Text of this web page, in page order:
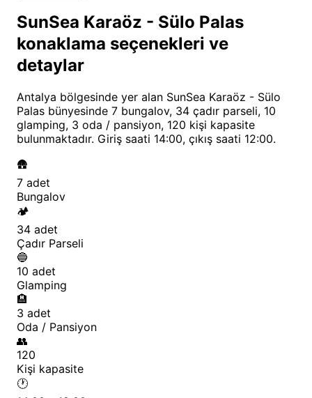
oluşturuyor. İster profesyonel bir kampçı olun ister
ilk kez çadır kuracak bir doğasever; tesisimizin
sunduğu altyapı ve konfor standartları sayesinde
yapımız, evcil hayvan kabul etmemiz ve güvenliğe
verdiğimiz önemle, her yaştan ve her kesimden
gezgin için ideal bir durak noktasıyız.
SunSea Karaöz - Sülo Palas
Konum ve Ulaşım Bilgileri
Antalya kamp alanları arasında lokasyonuyla fark
yaratan tesisimiz, Kumluca ilçesinin Mavikent
Mahallesi sınırları içerisinde, meşhur Korsan Koyu
yolu üzerinde bulunuyor. Karaöz’ün bakir doğasını
yansıtan bir noktada konumlanan
Sülo Palas nasıl gidilir
Antalya merkezden Kumluca istikametine devam
edip Adrasan ayrımından Karaöz tabelalarını takip
etmektir. Tesisimize ulaşan yollar asfalt olup, hem
binek araçlarla hem de motosikletlerle konforlu bir
SunSea Karaöz - Sülo Palas
konaklama seçenekleri ve
detaylar
Antalya bölgesinde yer alan SunSea Karaöz - Sülo
Palas bünyesinde 7 bungalov, 34 çadır parseli, 10
glamping, 3 oda / pansiyon, 120 kişi kapasite
bulunmaktadır. Giriş saati 14:00, çıkış saati 12:00.
🛖
7 adet
Bungalov
🏕️
34 adet
Çadır Parseli
🔵
10 adet
Glamping
🏨
3 adet
Oda / Pansiyon
👥
120
Kişi kapasite
🕐